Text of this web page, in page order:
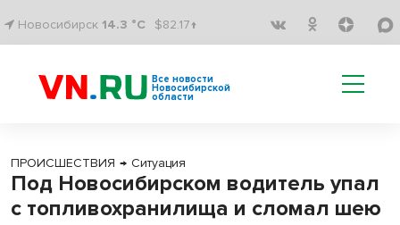
Новосибирск 14.3 °C $82.17↑
Все новости
Новосибирской
области
ПРОИСШЕСТВИЯ → Ситуация
Под Новосибирском водитель упал
с топливохранилища и сломал шею